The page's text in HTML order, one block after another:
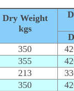
Dry Weight
kgs
D
350
355
213
350